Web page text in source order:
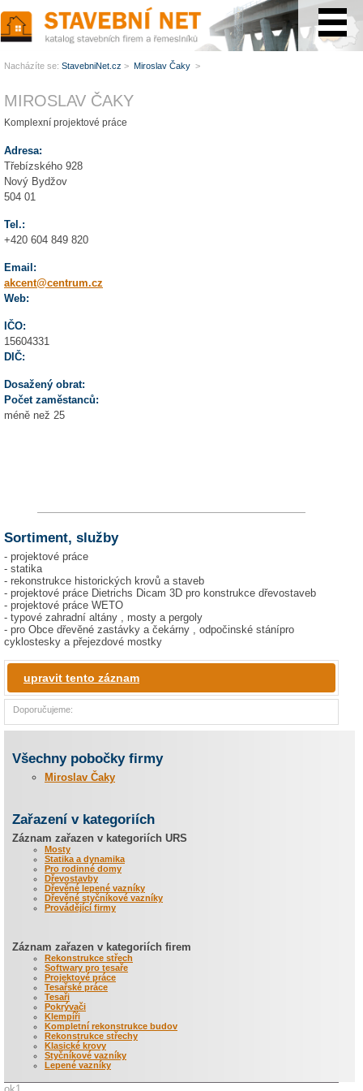
MIROSLAV ČAKY
Komplexní projektové práce
Adresa:
Třebízského 928
Nový Bydžov
504 01
Tel.:
+420 604 849 820
Email:
akcent@centrum.cz
Web:
IČO:
15604331
DIČ:
Dosažený obrat:
Počet zaměstanců:
méně než 25
Sortiment, služby
- projektové práce
- statika
- rekonstrukce historických krovů a staveb
- projektové práce Dietrichs Dicam 3D pro konstrukce dřevostaveb
- projektové práce WETO
- typové zahradní altány , mosty a pergoly
- pro Obce dřevěné zastávky a čekárny , odpočinské stánípro
cyklostesky a přejezdové mostky
upravit tento záznam
Doporučujeme:
Všechny pobočky firmy
Miroslav Čaky
Zařazení v kategoriích
Záznam zařazen v kategoriích URS
Mosty
Statika a dynamika
Pro rodinné domy
Dřevostavby
Dřevěné lepené vazníky
Dřevěné styčníkové vazníky
Provádějící firmy
Záznam zařazen v kategoriích firem
Rekonstrukce střech
Softwary pro tesaře
Projektové práce
Tesařské práce
Tesaři
Pokrývači
Klempíři
Kompletní rekonstrukce budov
Rekonstrukce střechy
Klasické krovy
Styčníkové vazníky
Lepené vazníky
Nacházíte se: StavebniNet.cz > Miroslav Čaky >